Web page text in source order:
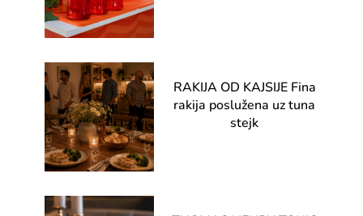
RAKIJA OD KAJSIJE Fina
rakija poslužena uz tuna
stejk